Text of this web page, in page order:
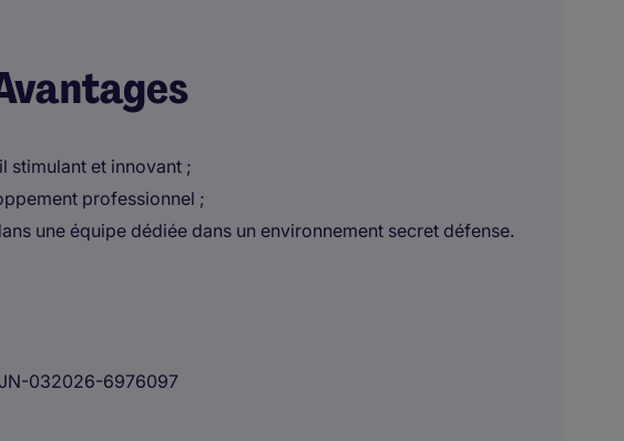
stimulant et innovant ;
professionnel ;
une équipe dédiée dans un environnement secret défense.
032026-6976097